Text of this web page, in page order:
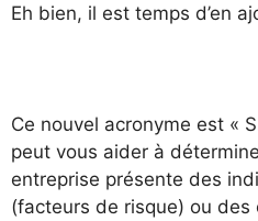
Eh bien, il est temps d’en
Ce nouvel acronyme est «
peut vous aider à
entreprise présente des
(facteurs de risque) ou des